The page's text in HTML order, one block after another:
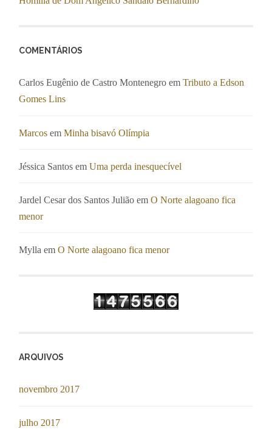
COMENTÁRIOS
Carlos Eugênio de Castro Montenegro emTributo a Edson
Gomes Lins
Marcos emMinha bisavó Olímpia
Jéssica Santos emUma perda inesquecível
Jardel Cesar dos Santos Julião emO Norte alagoano fica
menor
Mylla emO Norte alagoano fica menor
ARQUIVOS
novembro 2017
julho 2017